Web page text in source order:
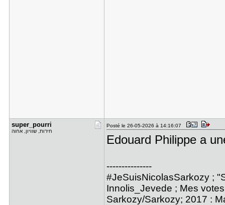
super_pour​ri
חירות, שוויון, אחוה
Posté le 26-05-2026 à 14:16:07
Edouard Philippe a
---------------
#JeSuisNicolasSarkozy ;
Innolis_Jevede ; Mes
Sarkozy/Sarkozy; 2017 :